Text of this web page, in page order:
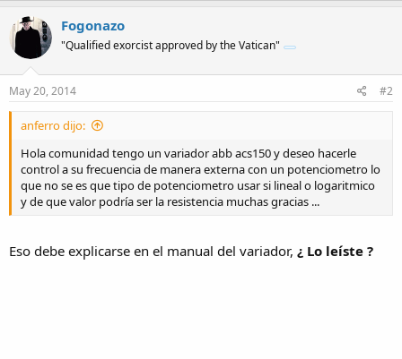
Fogonazo
"Qualified exorcist approved by the Vatican"
May 20, 2014 #2
anferro dijo:
Hola comunidad tengo un variador abb acs150 y deseo hacerle
control a su frecuencia de manera externa con un potenciometro lo
que no se es que tipo de potenciometro usar si lineal o logaritmico
y de que valor podría ser la resistencia muchas gracias ...
Eso debe explicarse en el manual del variador, ¿ Lo leíste ?